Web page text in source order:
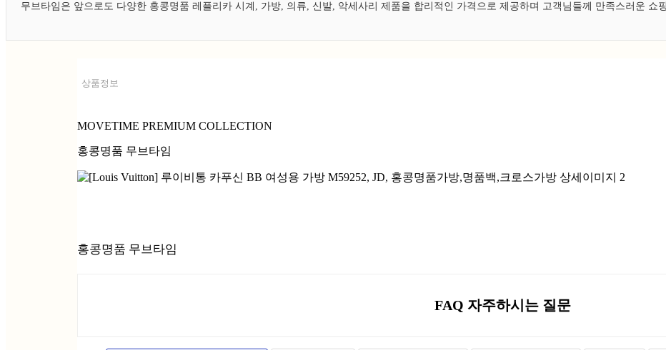
무브타임은 앞으로도 다양한 홍콩명품 레플리카 시계, 가방, 의류, 신발, 악세사리 제품을 합리적인 가격으로 제공하며 고객님들께 만족스러운 쇼
상품정보
MOVETIME PREMIUM COLLECTION
홍콩명품 무브타임
홍콩명품 무브타임
FAQ 자주하시는 질문